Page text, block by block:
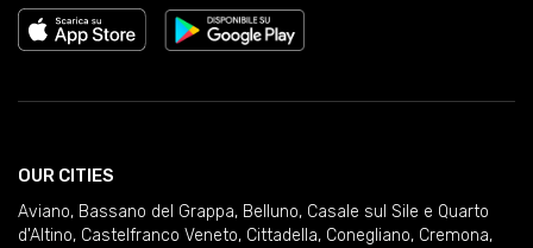
OUR CITIES
Aviano, Bassano del Grappa, Belluno, Casale sul Sile e Quarto
d'Altino, Castelfranco Veneto, Cittadella, Conegliano, Cremona,